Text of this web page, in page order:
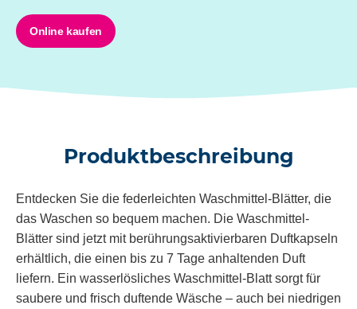
Online kaufen
Produktbeschreibung
Entdecken Sie die federleichten Waschmittel-Blätter, die
das Waschen so bequem machen. Die Waschmittel-
Blätter sind jetzt mit berührungsaktivierbaren Duftkapseln
erhältlich, die einen bis zu 7 Tage anhaltenden Duft
liefern. Ein wasserlösliches Waschmittel-Blatt sorgt für
saubere und frisch duftende Wäsche – auch bei niedrigen